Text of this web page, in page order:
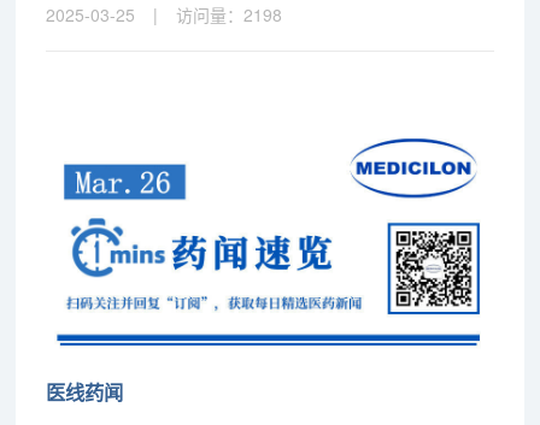
2025-03-25 | 访问量： 2198
医线药闻